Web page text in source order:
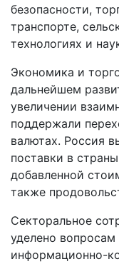
безопасности,
транспорте,
технологиях и
Экономика и
дальнейшем
увеличении
поддержали
валютах. Россия
поставки в
добавленной
также
Секторальное
уделено
информационно-